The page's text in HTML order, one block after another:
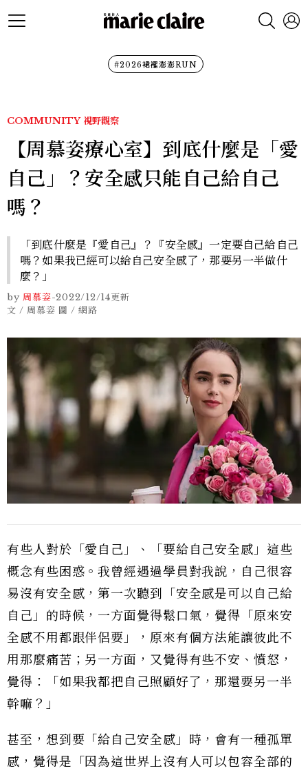
#2026裙襬澎澎RUN
COMMUNITY 視野觀察
【周慕姿療心室】到底什麼是「愛
自己」？安全感只能自己給自己
嗎？
「到底什麼是『愛自己』？『安全感』一定要自己給自己
嗎？如果我已經可以給自己安全感了，那要另一半做什
麼？」
by 周慕姿-2022/12/14更新
文 / 周慕姿 圖 / 網路
有些人對於「愛自己」、「要給自己安全感」這些
概念有些困惑。我曾經遇過學員對我說，自己很容
易沒有安全感，第一次聽到「安全感是可以自己給
自己」的時候，一方面覺得鬆口氣，覺得「原來安
全感不用都跟伴侶要」，原來有個方法能讓彼此不
用那麼痛苦；另一方面，又覺得有些不安、憤怒，
覺得：「如果我都把自己照顧好了，那還要另一半
幹嘛？」
甚至，想到要「給自己安全感」時，會有一種孤單
感，覺得是「因為這世界上沒有人可以包容全部的